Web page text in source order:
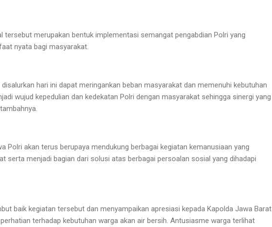
tersebut merupakan bentuk implementasi semangat pengabdian Polri yang
nyata bagi masyarakat.
hari ini dapat meringankan beban masyarakat dan memenuhi kebutuhan
wujud kepedulian dan kedekatan Polri dengan masyarakat sehingga sinergi yang
Polri akan terus berupaya mendukung berbagai kegiatan kemanusiaan yang
serta menjadi bagian dari solusi atas berbagai persoalan sosial yang dihadapi
baik kegiatan tersebut dan menyampaikan apresiasi kepada Kapolda Jawa Barat
terhadap kebutuhan warga akan air bersih. Antusiasme warga terlihat